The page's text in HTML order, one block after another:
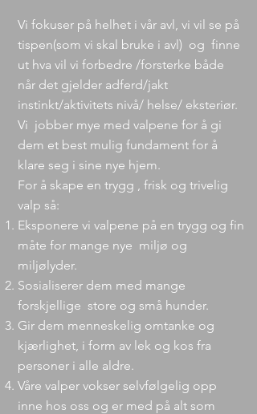
Vi fokuser på helhet i vår avl, vi vil se på
tispen(som vi skal bruke i avl) og finne
ut hva vil vi forbedre /forsterke både
når det gjelder adferd/jakt
instinkt/aktivitets nivå/ helse/ eksteriør.
Vi jobber mye med valpene for å gi
dem et best mulig fundament for å
klare seg i sine nye hjem.
For å skape en trygg , frisk og trivelig
valp så:
Eksponere vi valpene på en trygg og fin
måte for mange nye miljø og
miljølyder.
Sosialiserer dem med mange
forskjellige store og små hunder.
Gir dem menneskelig omtanke og
kjærlighet, i form av lek og kos fra
personer i alle aldre.
Våre valper vokser selvfølgelig opp
inne hos oss og er med på alt som